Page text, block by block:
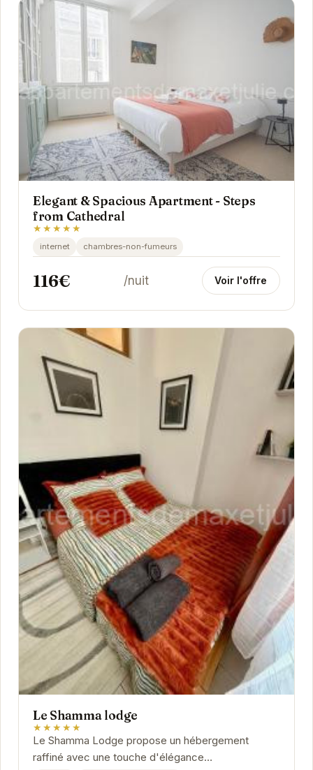
Elegant & Spacious Apartment - Steps
from Cathedral
★★★★★
internet chambres-non-fumeurs
116€ /nuit Voir l'offre
Le Shamma lodge
★★★★★
Le Shamma Lodge propose un hébergement
raffiné avec une touche d'élégance